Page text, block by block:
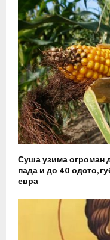
Суша узима огроман
пада и до 40 одсто,
евра